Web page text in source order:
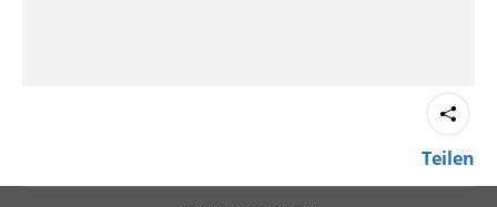
Teilen